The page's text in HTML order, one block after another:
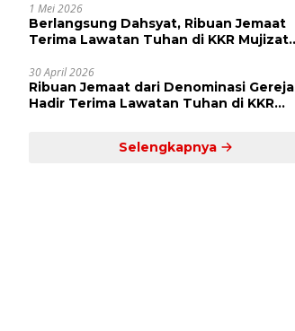
1 Mei 2026
Berlangsung Dahsyat, Ribuan Jemaat
Terima Lawatan Tuhan di KKR Mujizat
30 April 2026
Ribuan Jemaat dari Denominasi Gereja
Hadir Terima Lawatan Tuhan di KKR
Selengkapnya